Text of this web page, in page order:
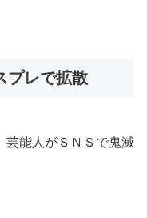
プレで拡散
芸能人がＳＮＳで鬼滅